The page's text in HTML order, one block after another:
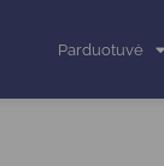
Parduotuvė